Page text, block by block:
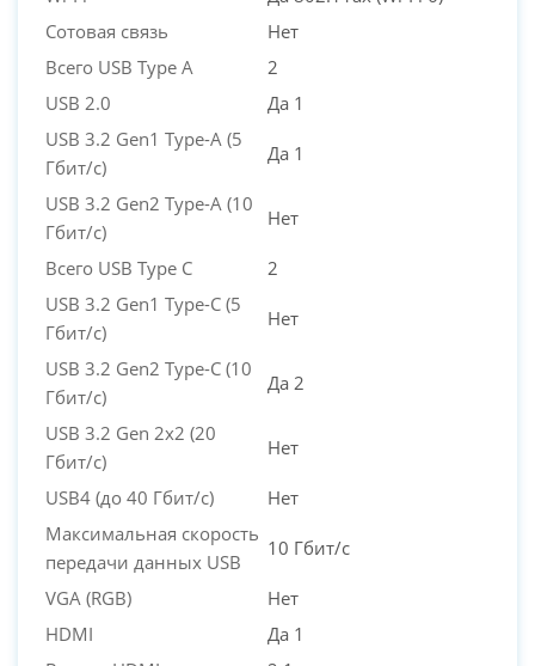
Сотовая связь
Нет
Всего USB Type A
2
USB 2.0
Да 1
USB 3.2 Gen1 Type-A (5
Гбит/с)
Да 1
USB 3.2 Gen2 Type-A (10
Гбит/с)
Нет
Всего USB Type C
2
USB 3.2 Gen1 Type-C (5
Гбит/с)
Нет
USB 3.2 Gen2 Type-C (10
Гбит/с)
Да 2
USB 3.2 Gen 2x2 (20
Гбит/с)
Нет
USB4 (до 40 Гбит/с)
Нет
Максимальная скорость
передачи данных USB
10 Гбит/с
VGA (RGB)
Нет
HDMI
Да 1